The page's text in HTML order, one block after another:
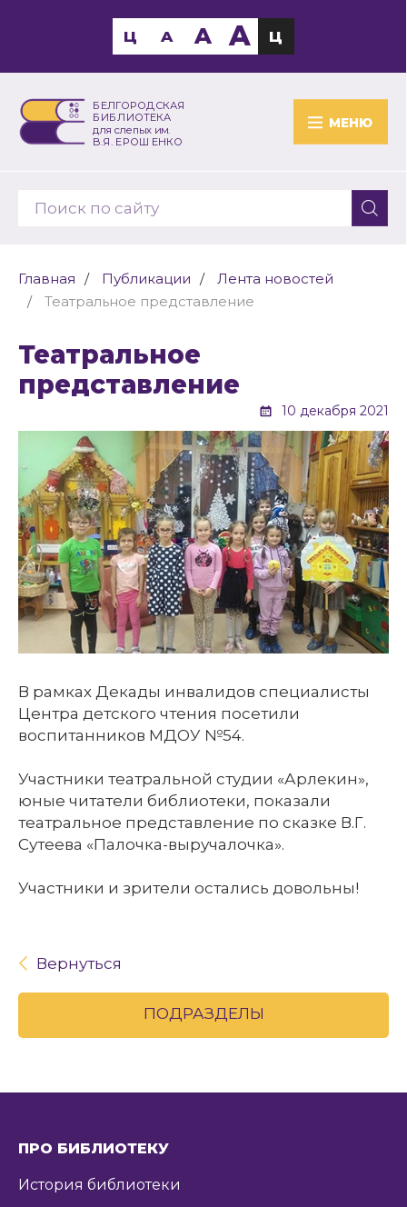
БЕЛГОРОДСКАЯ
БИБЛИОТЕКА
для слепых им.
В.Я. ЕРОШЕНКО
МЕНЮ
Ц A A A Ц
Главная Публикации
Лента новостей
Театральное представление
Театральное
представление
10 декабря 2021
В рамках Декады инвалидов специалисты
Центра детского чтения посетили
воспитанников МДОУ №54.
Участники театральной студии «Арлекин»,
юные читатели библиотеки, показали
театральное представление по сказке В.Г.
Сутеева «Палочка-выручалочка».
Участники и зрители остались довольны!
Вернуться
ПОДРАЗДЕЛЫ
ПРО БИБЛИОТЕКУ
История библиотеки